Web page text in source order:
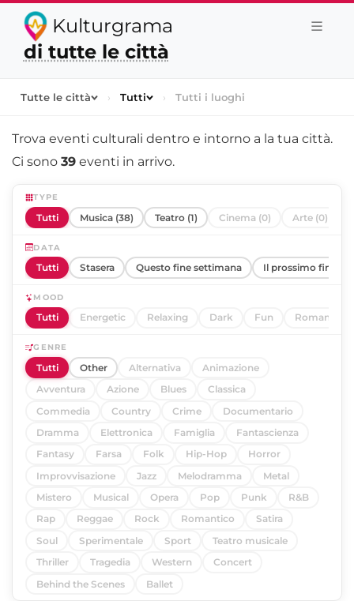
Kulturgrama
di tutte le città
Tutte le città › Tutti › Tutti i luoghi
Trova eventi culturali dentro e intorno a la tua città.
Ci sono 39 eventi in arrivo.
TYPE
Tutti Musica (38) Teatro (1) Cinema (0) Arte (0)
DATA
Tutti Stasera Questo fine settimana Il prossimo fine
MOOD
Tutti Energetic Relaxing Dark Fun Romantic
GENRE
Tutti Other Alternativa
Animazione
Avventura
Azione Blues
Classica
Commedia
Country Crime
Documentario
Dramma
Elettronica Famiglia
Fantascienza
Fantasy
Farsa Folk Hip-Hop
Horror
Improvvisazione
Jazz Melodramma
Metal
Mistero
Musical Opera Pop Punk
R&B
Rap
Reggae Rock Romantico
Satira
Soul
Sperimentale Sport
Teatro musicale
Thriller
Tragedia Western
Concert
Behind the Scenes
Ballet